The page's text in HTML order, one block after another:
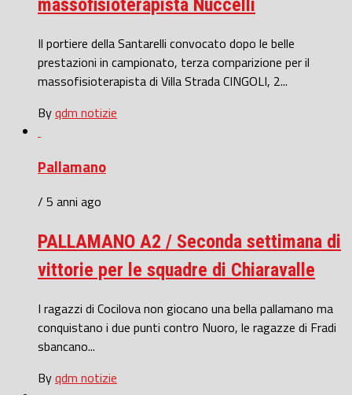
massofisioterapista Nuccelli
Il portiere della Santarelli convocato dopo le belle
prestazioni in campionato, terza comparizione per il
massofisioterapista di Villa Strada CINGOLI, 2...
Byqdm notizie
Pallamano
/ 5 anni ago
PALLAMANO A2 / Seconda settimana di
vittorie per le squadre di Chiaravalle
I ragazzi di Cocilova non giocano una bella pallamano ma
conquistano i due punti contro Nuoro, le ragazze di Fradi
sbancano...
Byqdm notizie